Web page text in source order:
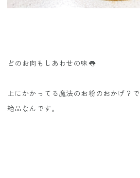
どのお肉もしあわせの味👅
上にかかってる魔法のお粉のおかげ？で
絶品なんです。